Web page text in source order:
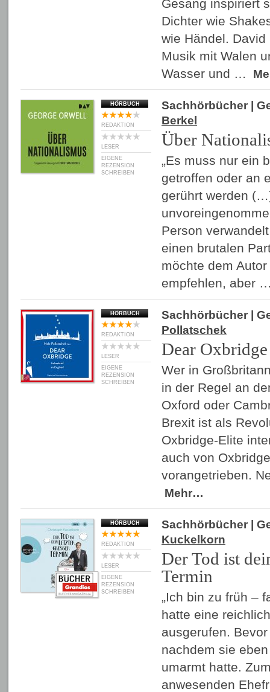
Gesang inspiriert
Dichter wie
wie Händel.
Musik mit Walen
Wasser und …
HÖRBUCH
REDAKTION
LESER
EIGENE
REZENSION
SCHREIBEN
Sachhörbücher |
Berkel
Über
„Es muss nur ein
getroffen oder an
gerührt werden
Person
einen brutalen
möchte dem
empfehlen, aber
HÖRBUCH
REDAKTION
LESER
EIGENE
REZENSION
SCHREIBEN
Sachhörbücher |
Pollatschek
Dear Oxbridge
Wer in
in der Regel an
Oxford oder
Brexit ist als
Oxbridge-Elite
auch von
vorangetrieben.
Mehr…
HÖRBUCH
REDAKTION
LESER
EIGENE
REZENSION
SCHREIBEN
Sachhörbücher |
Kuckelkorn
Der Tod ist
Termin
„Ich bin zu früh –
hatte eine
ausgerufen.
nachdem sie
umarmt hatte.
anwesenden